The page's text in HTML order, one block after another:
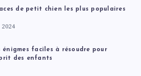
de petit chien les plus populaires
énigmes faciles à résoudre pour
des enfants